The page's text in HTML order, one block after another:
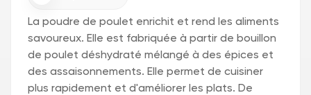
La poudre de poulet enrichit et rend les aliments
savoureux. Elle est fabriquée à partir de bouillon
de poulet déshydraté mélangé à des épices et
des assaisonnements. Elle permet de cuisiner
plus rapidement et d'améliorer les plats. De